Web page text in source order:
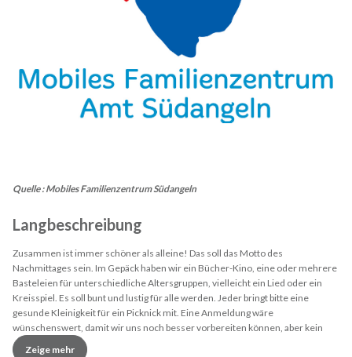
Quelle : Mobiles Familienzentrum Südangeln
Langbeschreibung
Zusammen ist immer schöner als alleine! Das soll das Motto des
Nachmittages sein. Im Gepäck haben wir ein Bücher-Kino, eine oder mehrere
Basteleien für unterschiedliche Altersgruppen, vielleicht ein Lied oder ein
Kreisspiel. Es soll bunt und lustig für alle werden. Jeder bringt bitte eine
gesunde Kleinigkeit für ein Picknick mit. Eine Anmeldung wäre
wünschenswert, damit wir uns noch besser vorbereiten können, aber kein
Muss!
Zeige mehr